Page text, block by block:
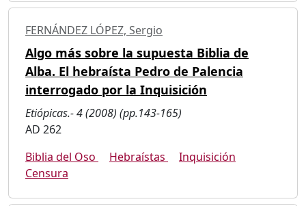
FERNÁNDEZ LÓPEZ, Sergio
Algo más sobre la supuesta Biblia de
Alba. El hebraísta Pedro de Palencia
interrogado por la Inquisición
Etiópicas.- 4 (2008) (pp.143-165)
AD 262
Biblia del Oso
Hebraístas
Inquisición
Censura